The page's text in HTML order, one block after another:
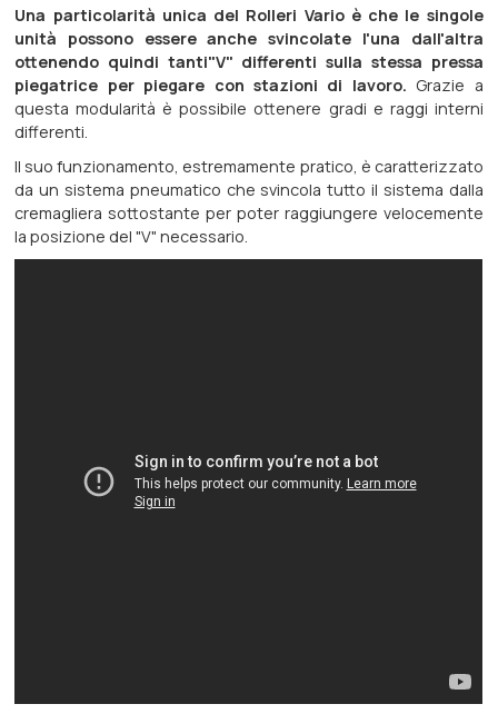
Una particolarità unica del Rolleri Vario è che le singole
unità possono essere anche svincolate l'una dall'altra
ottenendo quindi tanti"V" differenti sulla stessa pressa
piegatrice per piegare con stazioni di lavoro.Grazie a
questa modularità è possibile ottenere gradi e raggi interni
differenti.
Il suo funzionamento, estremamente pratico, è caratterizzato
da un sistema pneumatico che svincola tutto il sistema dalla
cremagliera sottostante per poter raggiungere velocemente
la posizione del "V" necessario.